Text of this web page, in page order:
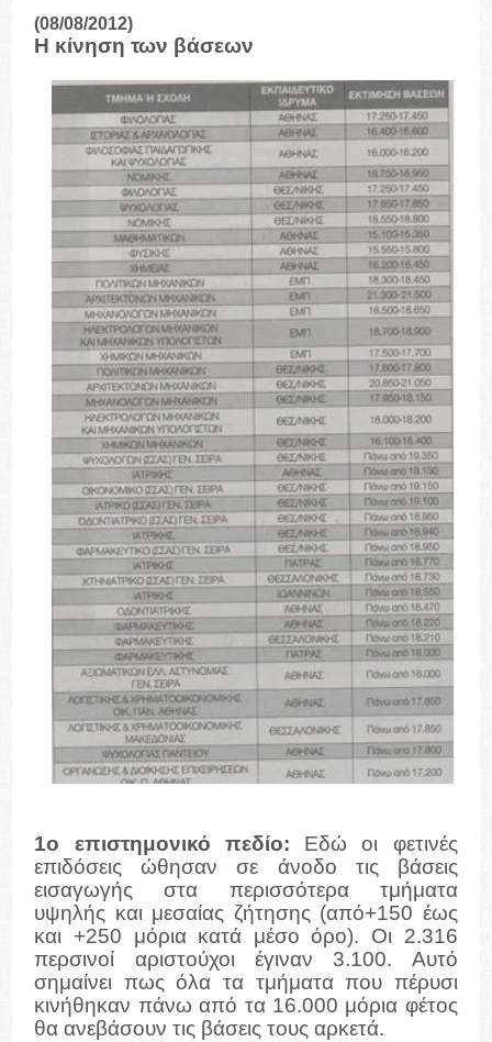
(08/08/2012)
Η κίνηση των βάσεων
1ο επιστημονικό πεδίο: Εδώ οι φετινές
επιδόσεις ώθησαν σε άνοδο τις βάσεις
εισαγωγής στα περισσότερα τμήματα
υψηλής και μεσαίας ζήτησης (από+150 έως
και +250 μόρια κατά μέσο όρο). Οι 2.316
περσινοί αριστούχοι έγιναν 3.100. Αυτό
σημαίνει πως όλα τα τμήματα που πέρυσι
κινήθηκαν πάνω από τα 16.000 μόρια φέτος
θα ανεβάσουν τις βάσεις τους αρκετά.